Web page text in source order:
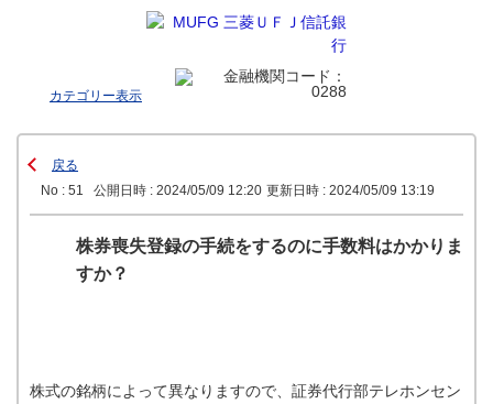
カテゴリー表示
戻る
No : 51
公開日時 : 2024/05/09 12:20 更新日時 : 2024/05/09 13:19
株券喪失登録の手続をするのに手数料はかかりま
すか？
株式の銘柄によって異なりますので、証券代行部テレホンセン